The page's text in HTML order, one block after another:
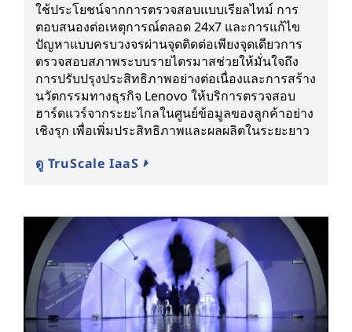
ใช้ประโยชน์จากการตรวจสอบแบบเรียลไทม์ การ
ตอบสนองต่อเหตุการณ์ตลอด 24x7 และการแก้ไข
ปัญหาแบบครบวงจรผ่านจุดติดต่อเพียงจุดเดียวการ
ตรวจสอบสภาพระบบรายไตรมาสช่วยให้มั่นใจถึง
การปรับปรุงประสิทธิภาพอย่างต่อเนื่องและการสร้าง
นวัตกรรมทางธุรกิจ Lenovo ให้บริการตรวจสอบ
ฮาร์ดแวร์จากระยะไกลในศูนย์ข้อมูลของลูกค้าอย่าง
เชิงรุก เพื่อเพิ่มประสิทธิภาพและผลผลิตในระยะยาว
ดู TruScale IaaS